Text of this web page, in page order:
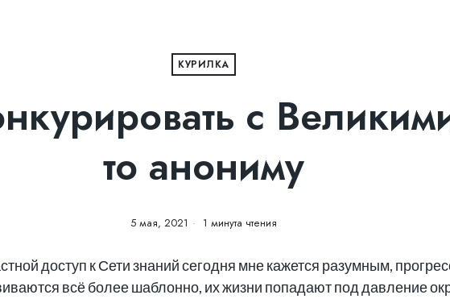
КУРИЛКА
с
то анониму
5 мая, 2021 1 минута чтения
доступ к Сети знаний сегодня мне кажется разумным,
всё более шаблонно, их жизни попадают под давление